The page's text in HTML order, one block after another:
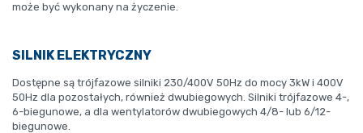
może być wykonany na życzenie.
SILNIK ELEKTRYCZNY
Dostępne są trójfazowe silniki 230/400V 50Hz do mocy 3kW i 400V
50Hz dla pozostałych, również dwubiegowych. Silniki trójfazowe 4-,
6-biegunowe, a dla wentylatorów dwubiegowych 4/8- lub 6/12-
biegunowe.